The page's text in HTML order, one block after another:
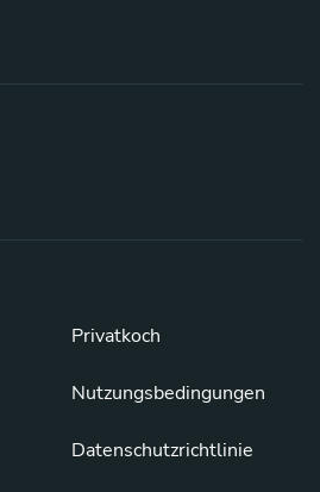
Privatkoch
Nutzungsbedingungen
Datenschutzrichtlinie